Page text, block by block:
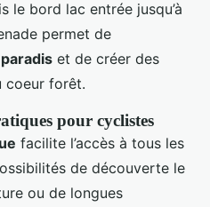
le bord lac entrée jusqu’à
permet de
et de créer des
coeur forêt.
pour cyclistes
facilite l’accès à tous les
de découverte le
ou de longues